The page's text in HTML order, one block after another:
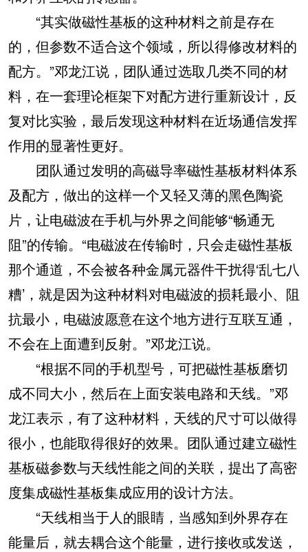
“其实做磁性基板的这种材料之前是存在
的，但参数不适合这个领域，所以得修改材料的
配方。”邓龙江说，团队通过选取几类不同的材
料，在一套理论框架下对配方进行重新设计，反
复对比实验，最后发现这种材料在近场通信发挥
作用的显著性更好。
团队通过发明的高磁导率磁性基板材料体系
及配方，做出的这样一个又轻又薄的黑色陶瓷
片，让电磁波在手机与外界之间能够“畅通无
阻”的传输。“电磁波在传输时，只会走磁性基板
那个通道，不会被各种金属元器件干扰得‘乱七八
糟’，就是因为这种材料对电磁波的损耗最小、阻
抗最小，电磁波愿意在这个地方进行互联互通，
不会在上面遭到反射。”邓龙江说。
“根据不同的手机型号，可把磁性基板磨切
成不同大小，然后在上面安装电路和天线。”邓
龙江表示，有了这种材料，天线的尺寸可以做得
很小，也能取得很好的效果。团队通过建立磁性
基板磁参数与天线性能之间的关联，提出了高密
度集成磁性基板集成应用的设计方法。
“天线相当于人的眼睛，当感知到外界存在
能量后，就去耦合这个能量，进行接收或发送，